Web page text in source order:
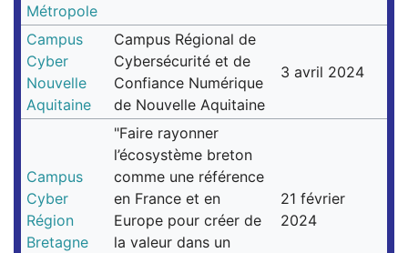
Métropole
Campus
Cyber
Nouvelle
Aquitaine
Campus Régional de
Cybersécurité et de
Confiance Numérique
de Nouvelle Aquitaine
3 avril 2024
Campus
Cyber
Région
Bretagne
"Faire rayonner
l’écosystème breton
comme une référence
en France et en
Europe pour créer de
la valeur dans un
21 février
2024